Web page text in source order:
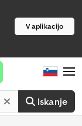
V aplikacijo
Iskanje